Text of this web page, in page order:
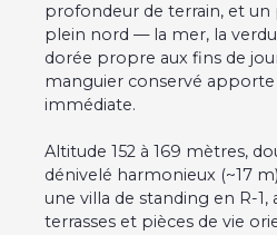
profondeur de terrain, et un
plein nord — la mer, la
dorée propre aux fins de
manguier conservé apporte
immédiate.
Altitude 152 à 169 mètres,
dénivelé harmonieux (~17
une villa de standing en R-1,
terrasses et pièces de vie